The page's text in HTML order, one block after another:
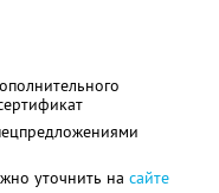
уточнить на сайте